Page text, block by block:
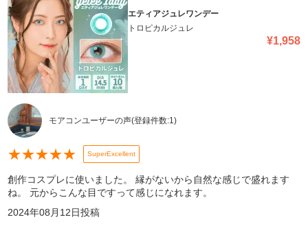
エティアジュレワンデー
トロピカルジュレ
¥1,958
モアコンユーザーの声(登録件数:1)
★★★★★ SuperExcellent
創作コスプレに使いました。 縁がないから自然な感じで盛れます
ね。 元からこんな目ですって感じになれます。
2024年08月12日投稿